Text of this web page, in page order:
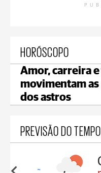
HORÓSCOPO
Amor, carreira
movimentam
dos astros
PREVISÃO DO TEMPO